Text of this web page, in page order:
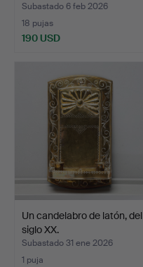
Subastado 6 feb 2026
18 pujas
190 USD
Un candelabro de latón, del
siglo XX.
Subastado 31 ene 2026
1 puja